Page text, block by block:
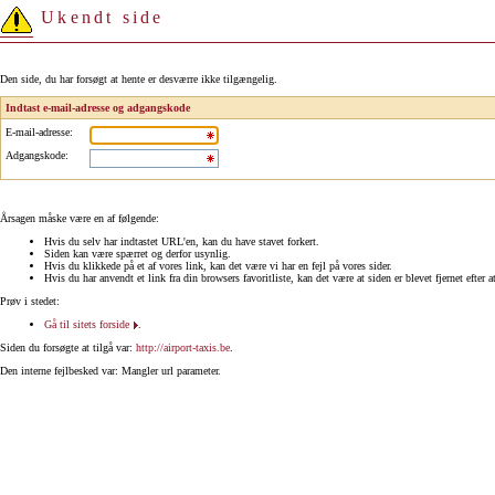
Ukendt side
Den side, du har forsøgt at hente er desværre ikke tilgængelig.
Indtast e-mail-adresse og adgangskode
E-mail-adresse:
Adgangskode:
Årsagen måske være en af følgende:
Hvis du selv har indtastet URL'en, kan du have stavet forkert.
Siden kan være spærret og derfor usynlig.
Hvis du klikkede på et af vores link, kan det være vi har en fejl på vores sider.
Hvis du har anvendt et link fra din browsers favoritliste, kan det være at siden er blevet fjernet efter
Prøv i stedet:
Gå til sitets forside
Siden du forsøgte at tilgå var: http://airport-taxis.be
Den interne fejlbesked var: Mangler url parameter.